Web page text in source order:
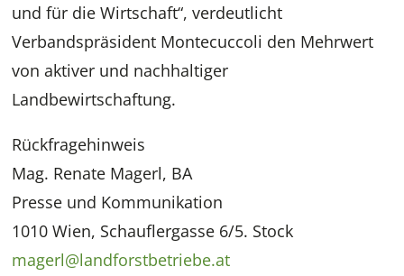
und für die Wirtschaft“, verdeutlicht
Verbandspräsident Montecuccoli den Mehrwert
von aktiver und nachhaltiger
Landbewirtschaftung.
Rückfragehinweis
Mag. Renate Magerl, BA
Presse und Kommunikation
1010 Wien, Schauflergasse 6/5. Stock
magerl@landforstbetriebe.at